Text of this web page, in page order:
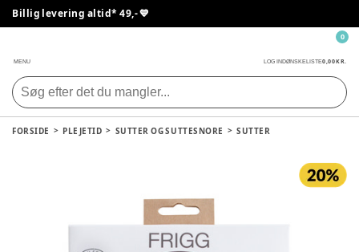
Billig levering altid* 49,- 💙
MENU LOG INDØNSKELISTE0,00 KR.
0
FORSIDE PLEJETID SUTTER OG SUTTESNORE SUTTER